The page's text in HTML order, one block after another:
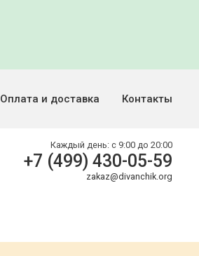
Оплата и доставка Контакты
Каждый день: с 9:00 до 20:00
+7 (499) 430-05-59
zakaz@divanchik.org